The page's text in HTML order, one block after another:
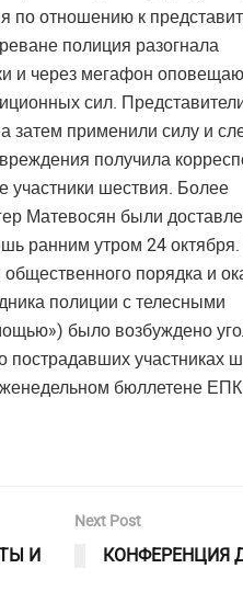
по отношению к
полиция разогнала
и через мегафон
сил.
затем применили силу и
получила
участники шествия. Более
Матевосян были
ранним утром 24 октября.
порядка и
полиции с телесными
было возбуждено
пострадавших участниках
бюллетене
И
Next Post
КОНФЕРЕНЦИЯ